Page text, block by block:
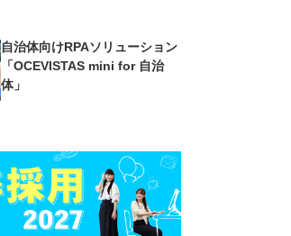
自治体向けRPAソリューション
「OCEVISTAS mini for 自治
体」